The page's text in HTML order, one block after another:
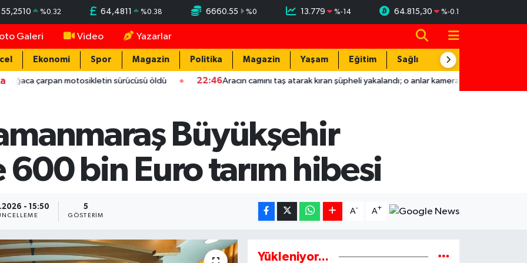
55,2510 %0.32 64,4811 %0.38 6660.55 %0 13.779 %-14 64.815,30 %-0.1
Galeri Video Yazarlar
Ekonomi Spor Magazin Politika Magazin Yaşam Eğitim Sağlık Teknoloji
motosikletin sürücüsü öldü 22:46Aracın camını taş atarak kıran şüpheli yakalandı; o anlar kamerada 22:04
Büyükşehir
bin Euro tarım hibesi
- 15:50 5
GÖSTERIM
A- A+
Yükleniyor...